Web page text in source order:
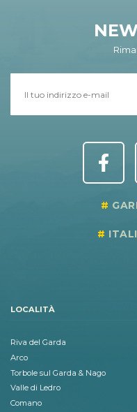
LOCALITÀ
Riva del Garda
Arco
Torbole sul Garda & Nago
Valle di Ledro
Comano